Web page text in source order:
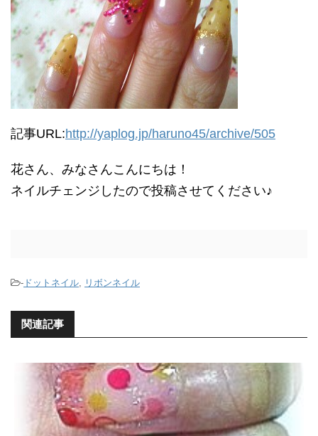
記事URL:http://yaplog.jp/haruno45/archive/505
花さん、みなさんこんにちは！
ネイルチェンジしたので投稿させてください♪
- ドットネイル, リボンネイル
関連記事